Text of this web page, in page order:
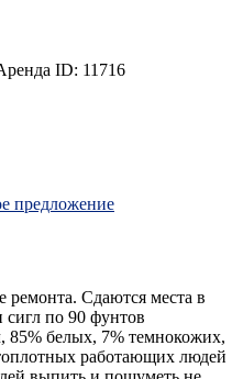
ID: 11716
предложение
Сдаются места в
сигл по 90 фунтов
85% белых, 7% темнокожих,
работающих людей